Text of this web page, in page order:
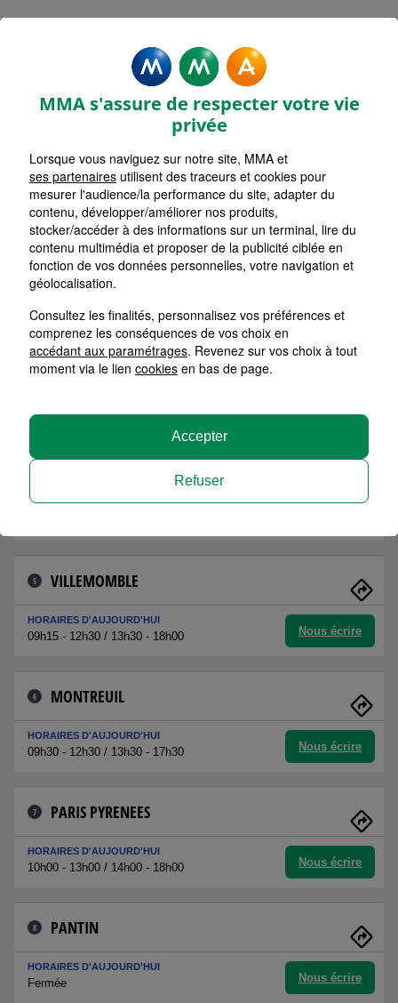
Rechercher une agence par code postal ou ville
Commencez à taper pour voir les suggestions de
Aucune suggestion disponible
LISTE AGENCES
HORAIRES D'AUJOURD'HUI
09h30 - 12h30 / 13h30 - 17h30
2 DRANCY MAIRIE MEDIATHEQUE
HORAIRES D'AUJOURD'HUI
09h00 - 12h00 / 13h30 - 18h30
3 AULNAY SOUS BOIS
DRANCY GARE RER
HORAIRES D'AUJOURD'HUI
5 VILLEMOMBLE
HORAIRES D'AUJOURD'HUI
09h15 - 12h30 / 13h30 - 18h00 Nous écrire
6 MONTREUIL
HORAIRES D'AUJOURD'HUI
09h30 - 12h30 / 13h30 - 17h30 Nous écrire
7 PARIS PYRENEES
HORAIRES D'AUJOURD'HUI
10h00 - 13h00 / 14h00 - 18h00 Nous écrire
8 PANTIN
HORAIRES D'AUJOURD'HUI
Fermée Nous écrire
MMA s'assure de respecter votre vie
privée
Lorsque vous naviguez sur notre site, MMA et
ses partenaires utilisent des traceurs et cookies pour
mesurer l'audience/la performance du site, adapter du
contenu, développer/améliorer nos produits,
stocker/accéder à des informations sur un terminal, lire du
contenu multimédia et proposer de la publicité ciblée en
fonction de vos données personnelles, votre navigation et
géolocalisation.
Consultez les finalités, personnalisez vos préférences et
comprenez les conséquences de vos choix en
accédant aux paramétrages. Revenez sur vos choix à tout
moment via le lien cookies en bas de page.
Refuser
Accepter